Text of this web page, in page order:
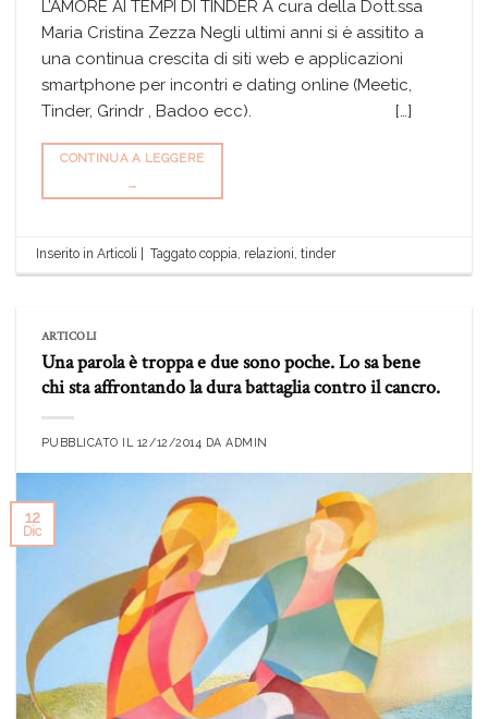
L’AMORE AI TEMPI DI TINDER A cura della Dott.ssa
Maria Cristina Zezza Negli ultimi anni si è assitito a
una continua crescita di siti web e applicazioni
smartphone per incontri e dating online (Meetic,
Tinder, Grindr , Badoo ecc). […]
CONTINUA A LEGGERE
→
Inserito inArticoli Taggatocoppia relazioni ,tinder
ARTICOLI
Una parola è troppa e due sono poche. Lo sa bene
chi sta affrontando la dura battaglia contro il cancro.
PUBBLICATO IL 12/12/2014 DAADMIN
12
Dic